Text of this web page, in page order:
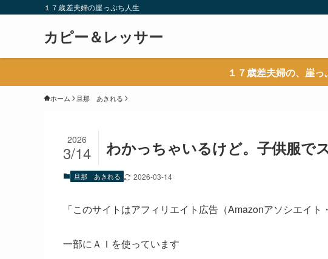
１７歳差夫婦の崖っぷち人生
カピー＆レッサー
１７歳差夫婦の、崖
ホーム 旦那 あきれる
わかっちゃいるけど。子供服で
2026
3/14
旦那 あきれる 2026-03-14
「このサイトはアフィリエイト広告（Amazonアソシエイト
一部にＡＩを使っています